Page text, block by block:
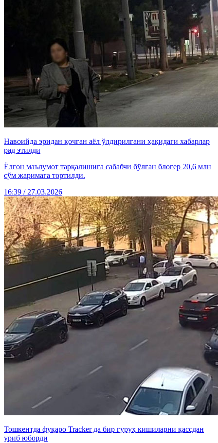
Навоийда эридан қочган аёл ўлдирилгани ҳақидаги хабарлар
рад этилди
Ёлғон маълумот тарқалишига сабабчи бўлган блогер 20,6 млн
сўм жаримага тортилди.
16:39 / 27.03.2026
Тошкентда фуқаро Tracker да бир гуруҳ кишиларни қассдан
уриб юборди